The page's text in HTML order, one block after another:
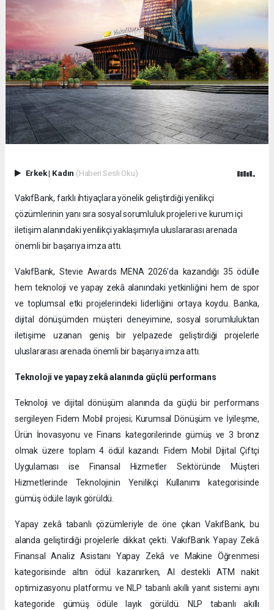
Erkek| Kadın (Haberi Sesli Oku)
VakıfBank, farklı ihtiyaçlara yönelik geliştirdiği yenilikçi
çözümlerinin yanı sıra sosyal sorumluluk projeleri ve kurum içi
iletişim alanındaki yenilikçi yaklaşımıyla uluslararası arenada
önemli bir başarıya imza attı.
VakıfBank, Stevie Awards MENA 2026’da kazandığı 35 ödülle
hem teknoloji ve yapay zekâ alanındaki yetkinliğini hem de spor
ve toplumsal etki projelerindeki liderliğini ortaya koydu. Banka,
dijital dönüşümden müşteri deneyimine, sosyal sorumluluktan
iletişime uzanan geniş bir yelpazede geliştirdiği projelerle
uluslararası arenada önemli bir başarıya imza attı.
Teknoloji ve yapay zekâ alanında güçlü performans
Teknoloji ve dijital dönüşüm alanında da güçlü bir performans
sergileyen Fidem Mobil projesi; Kurumsal Dönüşüm ve İyileşme,
Ürün İnovasyonu ve Finans kategorilerinde gümüş ve 3 bronz
olmak üzere toplam 4 ödül kazandı. Fidem Mobil Dijital Çiftçi
Uygulaması ise Finansal Hizmetler Sektöründe Müşteri
Hizmetlerinde Teknolojinin Yenilikçi Kullanımı kategorisinde
gümüş ödüle layık görüldü.
Yapay zekâ tabanlı çözümleriyle de öne çıkan VakıfBank, bu
alanda geliştirdiği projelerle dikkat çekti. VakıfBank Yapay Zekâ
Finansal Analiz Asistanı Yapay Zekâ ve Makine Öğrenmesi
kategorisinde altın ödül kazanırken, AI destekli ATM nakit
optimizasyonu platformu ve NLP tabanlı akıllı yanıt sistemi aynı
kategoride gümüş ödüle layık görüldü. NLP tabanlı akıllı